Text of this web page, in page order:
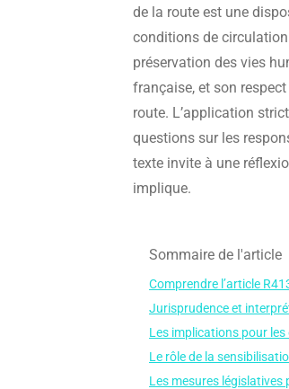
de la route est une
conditions de
préservation des vies
française, et son
route. L’application
questions sur les
texte invite à une
implique.
Sommaire de l'article
Comprendre l’article
Jurisprudence et
Les implications pour
Le rôle de la
Les mesures